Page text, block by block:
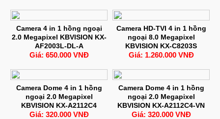
Camera 4 in 1 hồng ngoại
2.0 Megapixel KBVISION KX-
AF2003L-DL-A
Giá: 650.000 VNĐ
Camera HD-TVI 4 in 1 hồng
ngoại 8.0 Megapixel
KBVISION KX-C8203S
Giá: 1.260.000 VNĐ
Camera Dome 4 in 1 hồng
ngoại 2.0 Megapixel
KBVISION KX-A2112C4
Giá: 320.000 VNĐ
Camera Dome 4 in 1 hồng
ngoại 2.0 Megapixel
KBVISION KX-A2112C4-VN
Giá: 320.000 VNĐ